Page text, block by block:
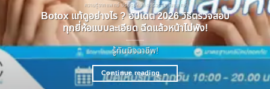
ความรู้จากแพทย์ ปรับรูปหน้า ลดริ้วรอย โบทอกซ์
Botox แท้ดูอย่างไร ? อัปเดต 2026 วิธีตรวจสอบ
ทุกยี่ห้อแบบละเอียด ฉีดแล้วหน้าไม่พัง!
รู้ทันมิจฉาชีพ!
Continue reading→